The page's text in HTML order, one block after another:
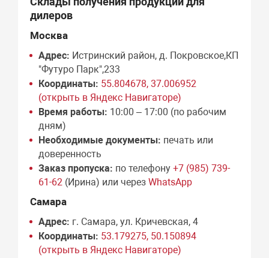
дилеров
Москва
Адрес: Истринский район, д. Покровское,КП
"Футуро Парк",233
Координаты: 55.804678, 37.006952
(открыть в Яндекс Навигаторе)
Время работы: 10:00 – 17:00 (по рабочим
дням)
Необходимые документы: печать или
доверенность
Заказ пропуска: по телефону+7 (985) 739-
61-62 (Ирина) или черезWhatsApp
Самара
Адрес: г. Самара, ул. Кричевская, 4
Координаты: 53.179275, 50.150894
(открыть в Яндекс Навигаторе)